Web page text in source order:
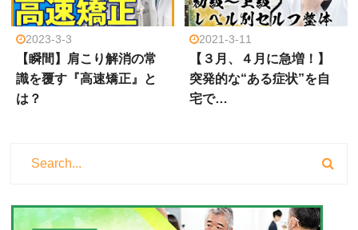
2023-3-3
【瞬間】肩こり解消の常
識を覆す『高速矯正』と
は？
2021-3-11
【３月、４月に急増！】
突発的な“ある症状”を自
宅で…